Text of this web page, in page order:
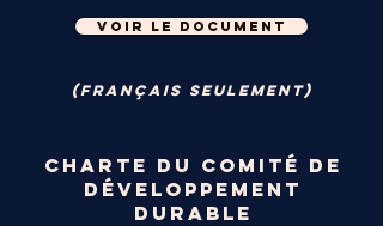
voir le document
(Français seulement)
Charte du comité de
développement
durable